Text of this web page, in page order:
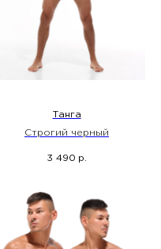
Танга
Строгий черный
3 490 р.